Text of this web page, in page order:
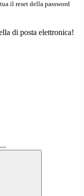
il reset della password
di posta elettronica!